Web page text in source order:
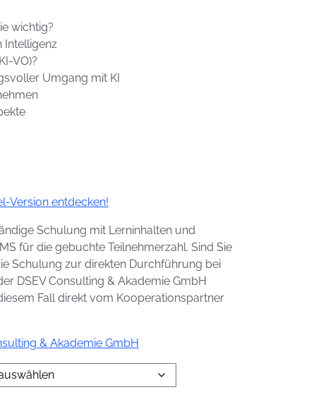
wichtig?
Intelligenz
VO)?
Umgang mit KI
Version entdecken!
Schulung mit Lerninhalten und
für die gebuchte Teilnehmerzahl. Sind Sie
Schulung zur direkten Durchführung bei
DSEV Consulting & Akademie GmbH
Fall direkt vom Kooperationspartner
& Akademie GmbH